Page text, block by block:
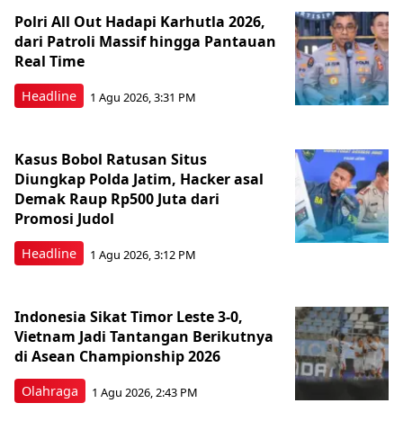
Headline
Polri All Out Hadapi Karhutla 2026,
dari Patroli Massif hingga Pantauan
Real Time
1 Agu 2026, 3:31 PM
Headline
Kasus Bobol Ratusan Situs
Diungkap Polda Jatim, Hacker asal
Demak Raup Rp500 Juta dari
Promosi Judol
1 Agu 2026, 3:12 PM
Olahraga
Indonesia Sikat Timor Leste 3-0,
Vietnam Jadi Tantangan Berikutnya
di Asean Championship 2026
1 Agu 2026, 2:43 PM